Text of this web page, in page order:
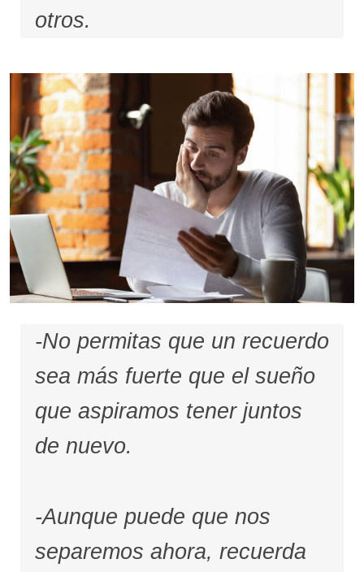
otros.
-No permitas que un recuerdo
sea más fuerte que el sueño
que aspiramos tener juntos
de nuevo.
-Aunque puede que nos
separemos ahora, recuerda